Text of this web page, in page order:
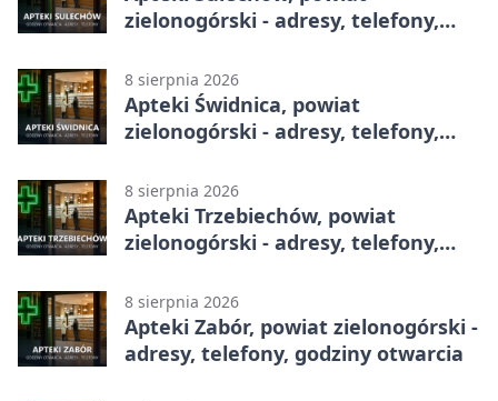
zielonogórski - adresy, telefony,
8 sierpnia 2026
Apteki Świdnica, powiat
zielonogórski - adresy, telefony,
8 sierpnia 2026
Apteki Trzebiechów, powiat
zielonogórski - adresy, telefony,
8 sierpnia 2026
Apteki Zabór, powiat zielonogórski -
adresy, telefony, godziny otwarcia